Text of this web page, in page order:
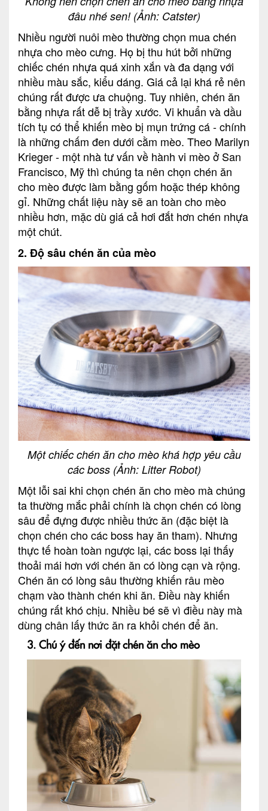
đâu nhé sen! (Ảnh: Catster)
Nhiều người nuôi mèo thường chọn mua chén
nhựa cho mèo cưng. Họ bị thu hút bởi những
chiếc chén nhựa quá xinh xắn và đa dạng với
nhiều màu sắc, kiểu dáng. Giá cả lại khá rẻ nên
chúng rất được ưa chuộng. Tuy nhiên, chén ăn
bằng nhựa rất dễ bị trầy xước. Vi khuẩn và dầu
tích tụ có thể khiến mèo bị mụn trứng cá - chính
là những chấm đen dưới cằm mèo. Theo Marilyn
Krieger - một nhà tư vấn về hành vi mèo ở San
Francisco, Mỹ thì chúng ta nên chọn chén ăn
cho mèo được làm bằng gốm hoặc thép không
gỉ. Những chất liệu này sẽ an toàn cho mèo
nhiều hơn, mặc dù giá cả hơi đắt hơn chén nhựa
một chút.
2. Độ sâu chén ăn của mèo
Một chiếc chén ăn cho mèo khá hợp yêu cầu
các boss (Ảnh: Litter Robot)
Một lỗi sai khi chọn chén ăn cho mèo mà chúng
ta thường mắc phải chính là chọn chén có lòng
sâu để đựng được nhiều thức ăn (đặc biệt là
chọn chén cho các boss hay ăn tham). Nhưng
thực tế hoàn toàn ngược lại, các boss lại thấy
thoải mái hơn với chén ăn có lòng cạn và rộng.
Chén ăn có lòng sâu thường khiến râu mèo
chạm vào thành chén khi ăn. Điều này khiến
chúng rất khó chịu. Nhiều bé sẽ vì điều này mà
dùng chân lấy thức ăn ra khỏi chén để ăn.
3. Chú ý đến nơi đặt chén ăn cho mèo